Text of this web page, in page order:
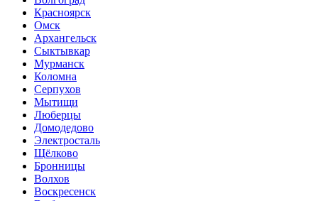
Красноярск
Омск
Архангельск
Сыктывкар
Мурманск
Коломна
Серпухов
Мытищи
Люберцы
Домодедово
Электросталь
Щёлково
Бронницы
Волхов
Воскресенск